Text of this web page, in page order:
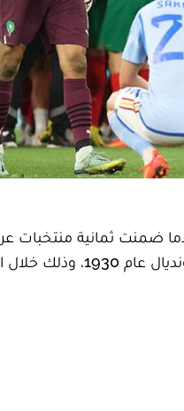
القدم العربية مرحلة تاريخية في كأس العالم 2026،
الأولى في نسخة واحدة، في سابقة